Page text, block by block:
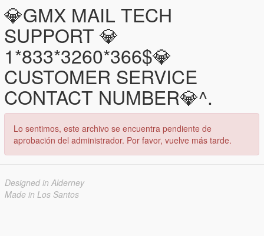
💎GMX MAIL TECH
SUPPORT 💎
1*833*3260*366$💎
CUSTOMER SERVICE
CONTACT NUMBER💎^.
Lo sentimos, este archivo se encuentra pendiente de
aprobación del administrador. Por favor, vuelve más tarde.
Designed in Alderney
Made in Los Santos